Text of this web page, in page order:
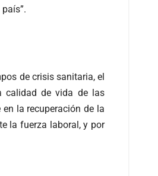
de crisis sanitaria, el
calidad de vida de las
la recuperación de la
la fuerza laboral, y por